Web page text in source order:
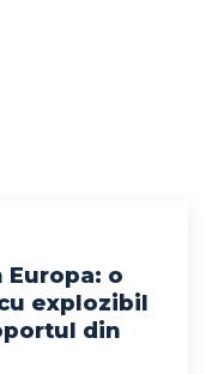
o
explozibil
din